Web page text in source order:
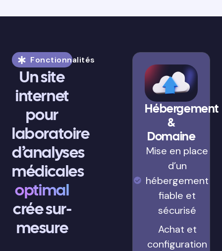
Fonctionnalités
Un site
internet
pour
laboratoire
d’analyses
médicales
optimal
crée sur-
mesure
Hébergement
&
Domaine
Mise en place
d’un
hébergement
fiable et
sécurisé
Achat et
configuration